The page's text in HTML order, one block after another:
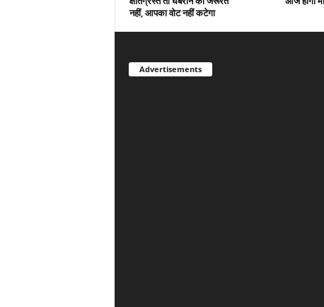
नहीं, आपका वोट नहीं कटेगा
Advertisements